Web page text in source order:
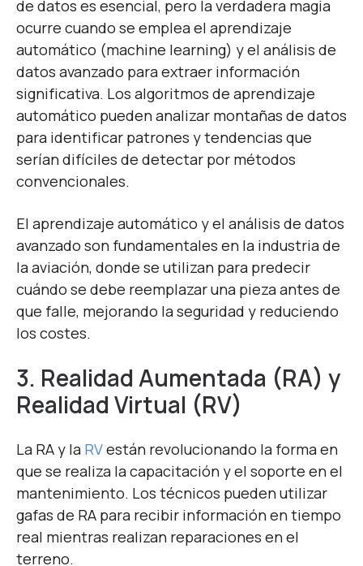
de datos es esencial, pero la verdadera magia
ocurre cuando se emplea el aprendizaje
automático (machine learning) y el análisis de
datos avanzado para extraer información
significativa. Los algoritmos de aprendizaje
automático pueden analizar montañas de datos
para identificar patrones y tendencias que
serían difíciles de detectar por métodos
convencionales.
El aprendizaje automático y el análisis de datos
avanzado son fundamentales en la industria de
la aviación, donde se utilizan para predecir
cuándo se debe reemplazar una pieza antes de
que falle, mejorando la seguridad y reduciendo
los costes.
3. Realidad Aumentada (RA) y
Realidad Virtual (RV)
La RA y la RVestán revolucionando la forma en
que se realiza la capacitación y el soporte en el
mantenimiento. Los técnicos pueden utilizar
gafas de RA para recibir información en tiempo
real mientras realizan reparaciones en el
terreno.